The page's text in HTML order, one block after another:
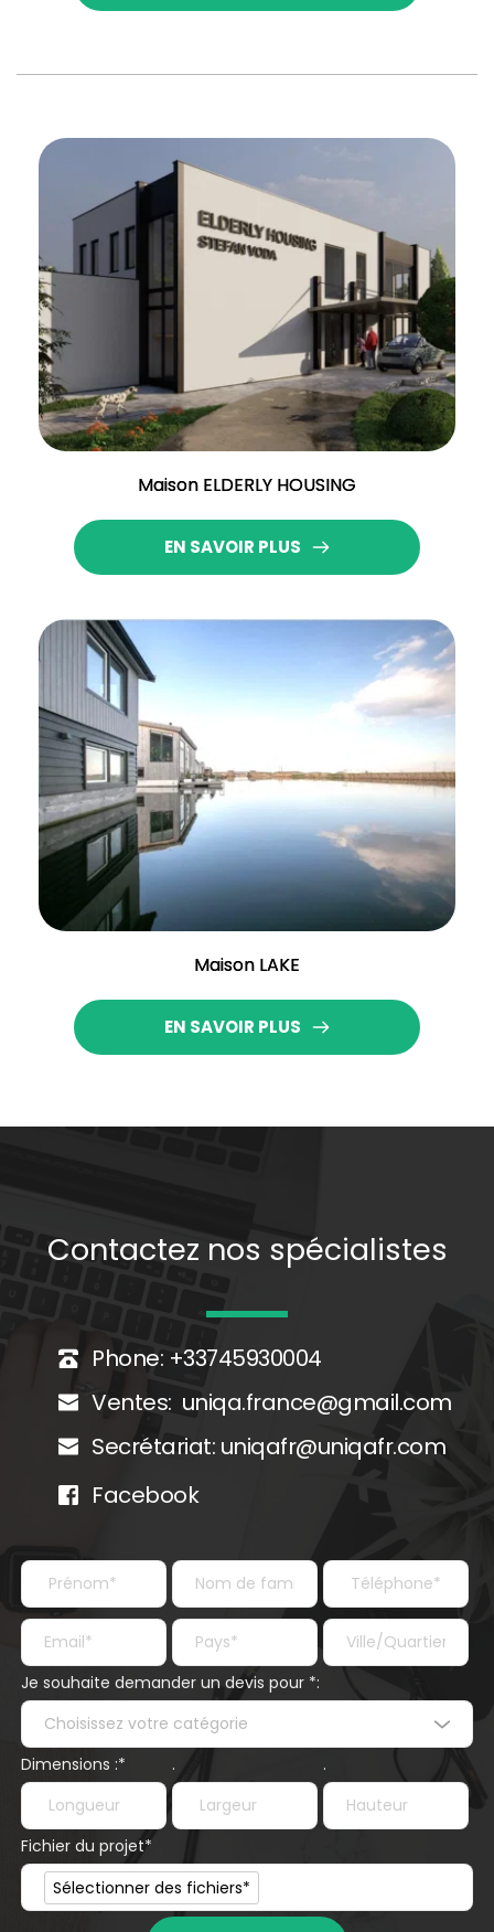
Maison ELDERLY HOUSING
EN SAVOIR PLUS
Maison LAKE
EN SAVOIR PLUS
Contactez nos spécialistes
Phone: +33745930004
Ventes:
  uniqa.france@gmail.com
Secrétariat: uniqafr@uniqafr.com
Facebook
Je souhaite demander un devis pour *:
Choisissez votre catégorie
Dimensions :*
. .
Fichier du projet*
Fichier du projet*
Sélectionner des fichiers*